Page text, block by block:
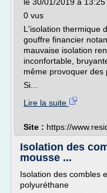
0 vus
L'isolation thermique
gouffre financier
mauvaise isolation
inconfortable,
même provoquer des
Si...
Lire la suite
Site : https://
Isolation des
mousse ...
Isolation des combles
polyuréthane